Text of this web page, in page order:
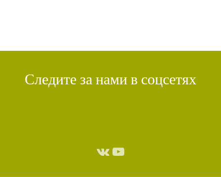
Следите за нами в соцсетях